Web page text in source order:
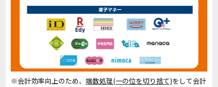
※会計効率向上のため、 端数処理(一の位を切り捨て)をして会計